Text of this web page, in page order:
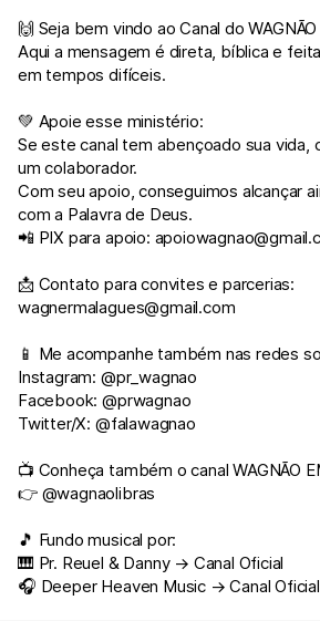
🙌 Seja bem vindo ao Canal do WAGNÃO
Aqui a mensagem é direta, bíblica e
em tempos difíceis.
💚 Apoie esse ministério:
Se este canal tem abençoado sua vida,
um colaborador.
Com seu apoio, conseguimos alcançar
com a Palavra de Deus.
📲 PIX para apoio:
📩 Contato para convites e parcerias:
wagnermalagues@gmail.com
📱 Me acompanhe também nas redes
Instagram: @pr_wagnao
Facebook: @prwagnao
Twitter/X: @falawagnao
📺 Conheça também o canal WAGNÃO
👉 @wagnaolibras
🎵 Fundo musical por:
🎹 Pr. Reuel & Danny → Canal Oficial
🎧 Deeper Heaven Music → Canal Oficial